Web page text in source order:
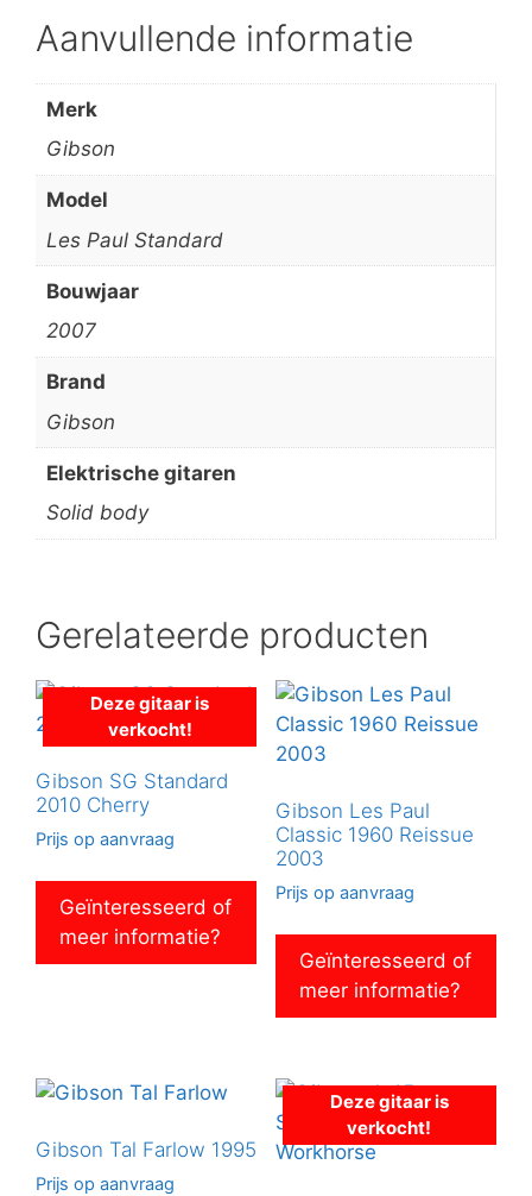
Aanvullende informatie
Merk
Gibson
Model
Les Paul Standard
Bouwjaar
2007
Brand
Gibson
Elektrische gitaren
Solid body
Gerelateerde producten
Deze gitaar is
verkocht!
Gibson SG Standard
2010 Cherry
Prijs op aanvraag
Geïnteresseerd of
meer informatie?
Gibson Les Paul
Classic 1960 Reissue
2003
Prijs op aanvraag
Geïnteresseerd of
meer informatie?
Gibson Tal Farlow 1995
Prijs op aanvraag
Deze gitaar is
verkocht!